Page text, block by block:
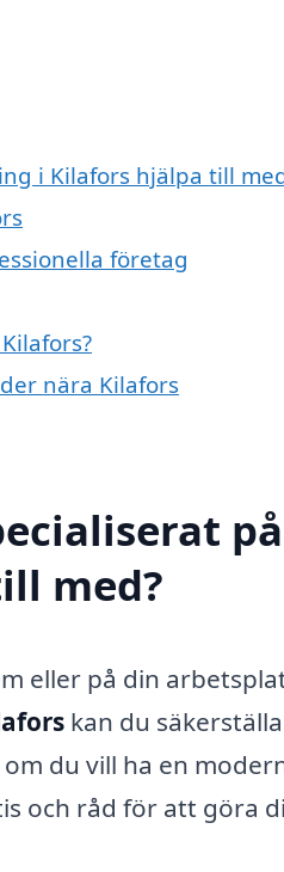
i Kilafors hjälpa till
företag
nära Kilafors
på
med?
eller på din
kan du
du vill ha en
och råd för att göra